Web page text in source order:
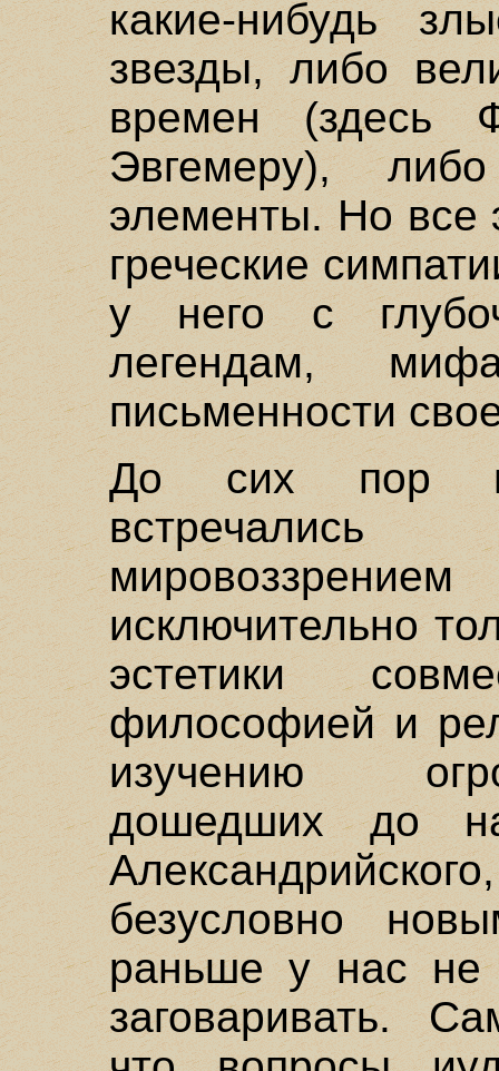
какие-нибудь
звезды, либо
времен (здесь
Эвгемеру),
элементы. Но все
греческие
у него с
легендам,
письменности
До сих пор
встречались
исключительно
эстетики
философией и
изучению
дошедших до
безусловно
раньше у нас не
заговаривать.